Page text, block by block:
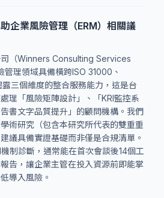
企業風險管理（ERM）相關議
（Winners Consulting Services
管理領域具備橫跨ISO 31000、
露三個維度的整合服務能力，這是台
理「風險矩陣設計」、「KRI監控系
書文字品質提升」的顧問機構。我們
術研究（包含本研究所代表的雙重重
議具備實證基礎而非僅是合規清單。
制診斷，通常能在首次會談後14個工
告，讓企業主管在投入資源前即能掌
導入風險。